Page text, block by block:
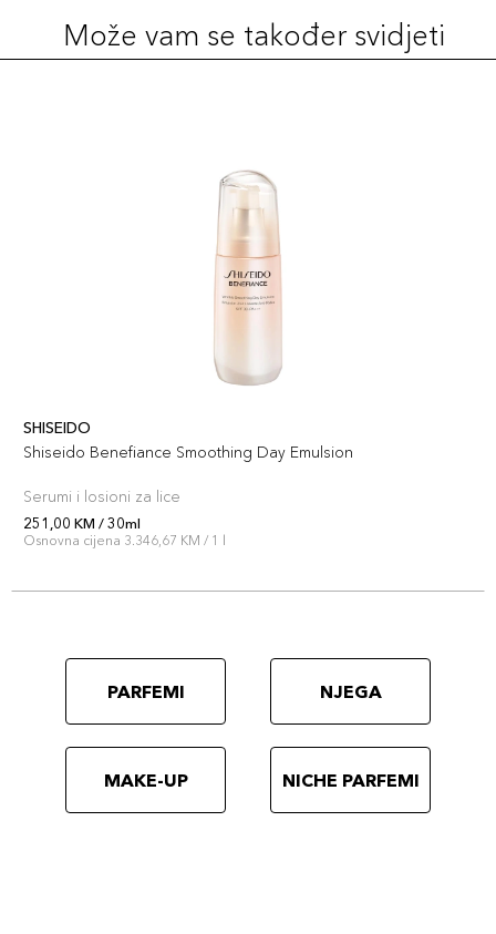
Može vam se također svidjeti
SHISEIDO
Shiseido Benefiance Smoothing Day Emulsion
Serumi i losioni za lice
251,00 KM / 30ml
Osnovna cijena 3.346,67 KM / 1 l
PARFEMI NJEGA
MAKE-UP NICHE PARFEMI